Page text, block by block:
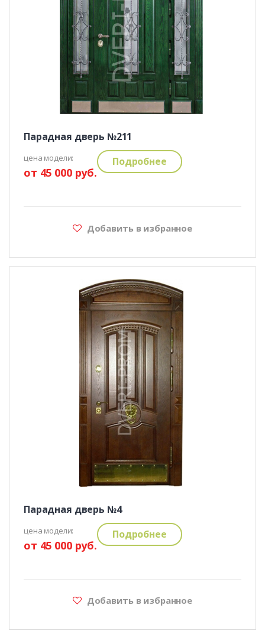
Парадная дверь №211
цена модели:
от 45 000 руб.
Подробнее
Добавить в избранное
Парадная дверь №4
цена модели:
от 45 000 руб.
Подробнее
Добавить в избранное